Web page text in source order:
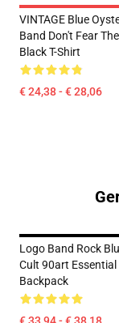
VINTAGE Blue
Band Don't Fear The
Black T-Shirt
€ 24,38 - € 28,06
Logo Band Rock
Cult 90art Essential
Backpack